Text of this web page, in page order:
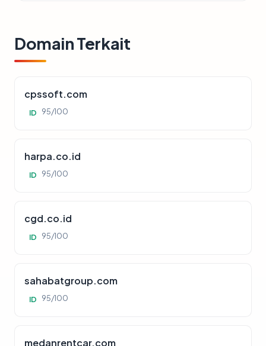
Domain Terkait
cpssoft.com
ID 95/100
harpa.co.id
ID 95/100
cgd.co.id
ID 95/100
sahabatgroup.com
ID 95/100
medanrentcar.com